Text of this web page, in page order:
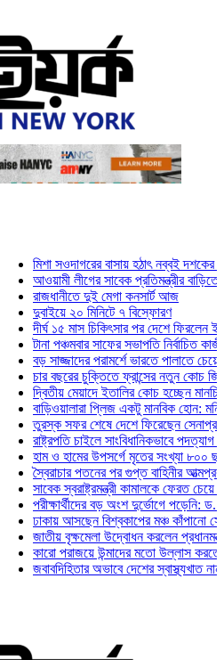
মিশা সওদাগরের বাসায় হঠাৎ নব্বই দশকের তিন নায়ক
আওয়ামী লীগের সাবেক প্রতিমন্ত্রীর বাড়িতে হামলা,
রাজধানীতে দুই মেগা কনসার্ট আজ
দুবাইয়ে ২০ মিনিটে ৭ বিস্ফোরণ
দীর্ঘ ১৫ মাস চিকিৎসার পর দেশে ফিরলেন ইলিয়াস
টানা পঞ্চমবার সাফের সভাপতি নির্বাচিত কাজী
বড় সাজ্জাদের পরামর্শে ভারতে পালাতে চেয়েছিলেন
চার বছরের চুক্তিতে ফ্রান্সের নতুন কোচ জিদান
দ্বিতীয় মেয়াদে ইতালির কোচ হচ্ছেন মানচিনি
বাড়িওয়ালারা প্লিজ একটু মানবিক হোন: মনিরা মিঠু
তুরস্ক সফর শেষে দেশে ফিরেছেন সেনাপ্রধান
রাষ্ট্রপতি চাইলে সাংবিধানিকভাবে পদত্যাগ করতে
হাম ও হামের উপসর্গে মৃতের সংখ্যা ৮০০ ছাড়াল
স্বৈরাচার পতনের পর গুপ্ত বাহিনীর আত্মপ্রকাশ:
সাবেক স্বরাষ্ট্রমন্ত্রী কামালকে ফেরত চেয়ে দিল্লিকে
পরীক্ষার্থীদের বড় অংশ দুর্ভোগে পড়েনি: ড. মাহ্‌দী
ঢাকায় আসছেন বিশ্বকাপের মঞ্চ কাঁপানো সেই সঞ্জয়
জাতীয় বৃক্ষমেলা উদ্বোধন করলেন প্রধানমন্ত্রী
কারো পরাজয়ে উন্মাদের মতো উল্লাস করতে হয় না:
জবাবদিহিতার অভাবে দেশের স্বাস্থ্যখাত নানা